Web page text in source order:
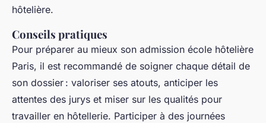
hôtelière.
Conseils pratiques
Pour préparer au mieux son admission école hôtelière
Paris, il est recommandé de soigner chaque détail de
son dossier : valoriser ses atouts, anticiper les
attentes des jurys et miser sur les qualités pour
travailler en hôtellerie. Participer à des journées